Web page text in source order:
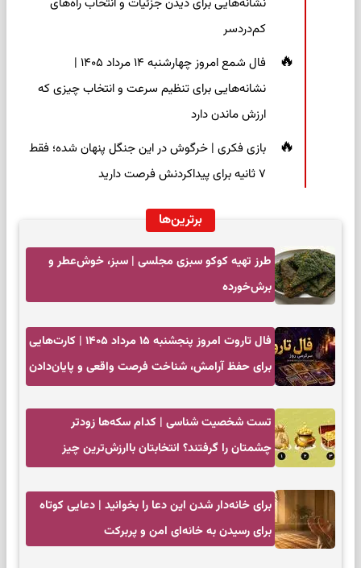
کم‌دردسر
فال شمع امروز چهارشنبه ۱۴ مرداد ۱۴۰۵ |
نشانه‌هایی برای تنظیم سرعت و انتخاب چیزی که
ارزش ماندن دارد
بازی فکری | خرگوش در این جنگل پنهان شده؛ فقط
۷ ثانیه برای پیداکردنش فرصت دارید
برترین‌ها
طرز تهیه کوکو سبزی مجلسی | سبز، خوش‌عطر و
برش‌خورده
فال تاروت امروز پنجشنبه ۱۵ مرداد ۱۴۰۵ | کارت‌هایی
برای حفظ آرامش، شناخت فرصت واقعی و پایان‌دادن
تست شخصیت شناسی | کدام سکه‌ها زودتر
چشمتان را گرفتند؟ انتخابتان باارزش‌ترین چیز
برای خانه‌دار شدن این دعا را بخوانید | دعایی کوتاه
برای رسیدن به خانه‌ای امن و پربرکت